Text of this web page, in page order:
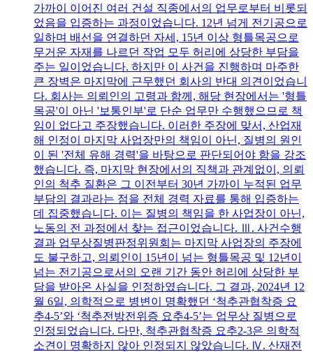
가까이 이어진 여러 건설 직종에서의 업무로부터 비롯되
었음을 입증하는 과정이었습니다. 12년 넘게 전기공으로
일하며 배선을 연결하던 자세, 15년 이상 형틀목공으로
무거운 자재를 나르던 작업 모두 허리에 상당한 부담을
주는 일이었습니다. 하지만 이 사건을 진행하며 마주한
큰 장벽은 마지막에 근무했던 회사의 반대 의견이었습니
다. 회사는 의뢰인의 고령과 함께, 해당 현장에서는 '형틀
목공'이 아닌 '보통인부'로 단순 업무만 수행했으므로 책
임이 없다고 주장했습니다. 이러한 주장에 맞서, 산업재
해 인정이 마지막 사업장만의 책임이 아닌, 질병의 원인
이 된 '전체 유해 경력'을 바탕으로 판단되어야 함을 강조
했습니다. 즉, 마지막 현장에서의 직책과 관계없이, 의뢰
인의 척추 질환은 그 이전부터 30년 가까이 누적된 업무
부담의 결과라는 점을 전체 경력 자료를 통해 입증하는
데 집중했습니다. 이는 질병의 책임을 한 사업장이 아닌,
노동의 전 과정에서 찾는 접근이었습니다. Ⅲ. 사건수행
결과 업무상질병판정위원회는 마지막 사업장의 주장에
도 불구하고, 의뢰인이 15년이 넘는 형틀목공 및 12년이
넘는 전기공으로서의 오랜 기간 동안 허리에 상당한 부
담을 받아온 사실을 인정하였습니다. 그 결과, 2024년 12
월 6일, 의학적으로 병변이 명확했던 ‘척추관협착증 요
추4-5’와 ‘척추전방전위증 요추4-5’는 업무상 질병으로
인정되었습니다. 다만, 척추관협착증 요추2-3은 의학적
소견이 명확하지 않아 인정되지 않았습니다. Ⅳ. 산재전